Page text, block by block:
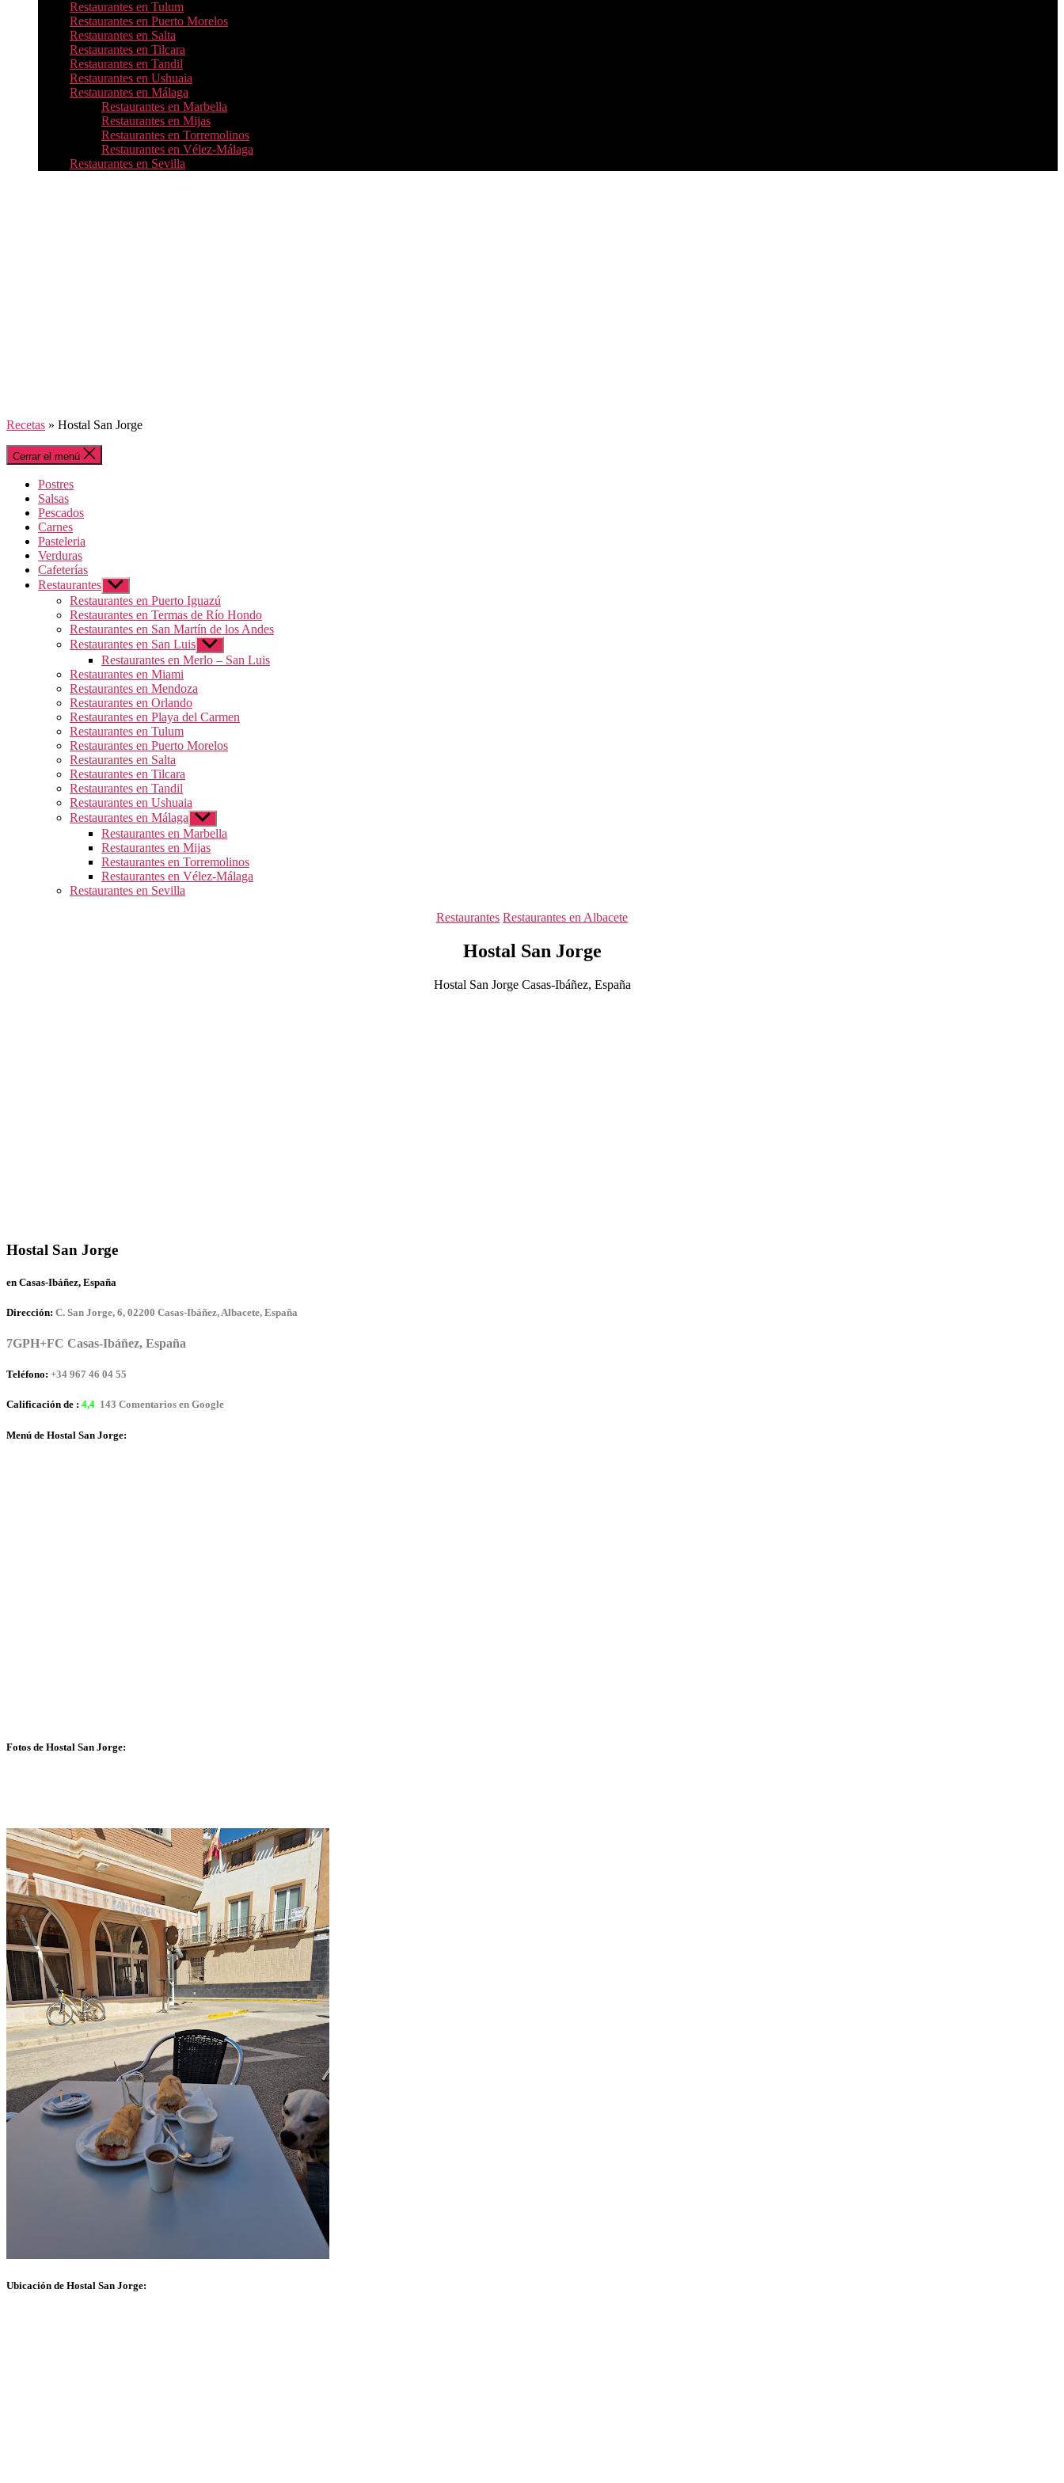
Restaurantes en Tulum
Restaurantes en Puerto Morelos
Restaurantes en Salta
Restaurantes en Tilcara
Restaurantes en Tandil
Restaurantes en Ushuaia
Restaurantes en Málaga
Restaurantes en Marbella
Restaurantes en Mijas
Restaurantes en Torremolinos
Restaurantes en Vélez-Málaga
Restaurantes en Sevilla
Recetas » Hostal San Jorge
Cerrar el menú
Postres
Salsas
Pescados
Carnes
Pasteleria
Verduras
Cafeterías
Restaurantes Mostrar
el
submenú
Restaurantes en Puerto Iguazú
Restaurantes en Termas de Río Hondo
Restaurantes en San Martín de los Andes
Restaurantes en San Luis Mostrar
el
submenú
Restaurantes en Merlo – San Luis
Restaurantes en Miami
Restaurantes en Mendoza
Restaurantes en Orlando
Restaurantes en Playa del Carmen
Restaurantes en Tulum
Restaurantes en Puerto Morelos
Restaurantes en Salta
Restaurantes en Tilcara
Restaurantes en Tandil
Restaurantes en Ushuaia
Restaurantes en Málaga Mostrar
el
submenú
Restaurantes en Marbella
Restaurantes en Mijas
Restaurantes en Torremolinos
Restaurantes en Vélez-Málaga
Restaurantes en Sevilla
Categorías
Restaurantes Restaurantes en Albacete
Hostal San Jorge
Hostal San Jorge Casas-Ibáñez, España
Hostal San Jorge
en Casas-Ibáñez, España
Dirección: C. San Jorge, 6, 02200 Casas-Ibáñez, Albacete, España
7GPH+FC Casas-Ibáñez, España
Teléfono: +34 967 46 04 55
Calificación de : 4,4 143 Comentarios en Google
Menú de Hostal San Jorge:
Fotos de Hostal San Jorge:
Ubicación de Hostal San Jorge: